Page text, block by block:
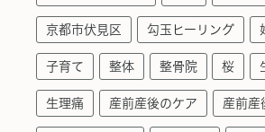
京都市伏見区 勾玉ヒーリング
子育て 整体 整骨院 桜
生理痛 産前産後のケア 産前産